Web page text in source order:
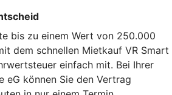
bis zu einem Wert von 250.000
dem schnellen Mietkauf VR Smart
einfach mit. Bei Ihrer
eG können Sie den Vertrag